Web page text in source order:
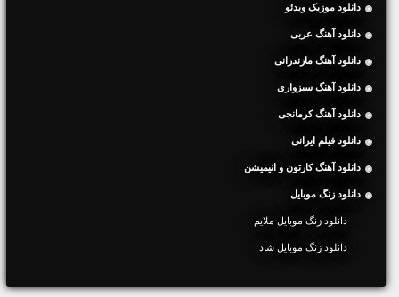
دانلود موزیک ویدئو
دانلود آهنگ عربی
دانلود آهنگ مازندرانی
دانلود آهنگ سبزواری
دانلود آهنگ کرمانجی
دانلود فیلم ایرانی
دانلود آهنگ کارتون و انیمیشن
دانلود زنگ موبایل
دانلود زنگ موبایل ملایم
دانلود زنگ موبایل شاد